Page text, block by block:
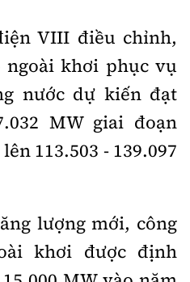
VIII điều chỉnh,
ngoài khơi phục vụ
nước dự kiến đạt
MW giai đoạn
113.503 - 139.097
lượng mới, công
khơi được định